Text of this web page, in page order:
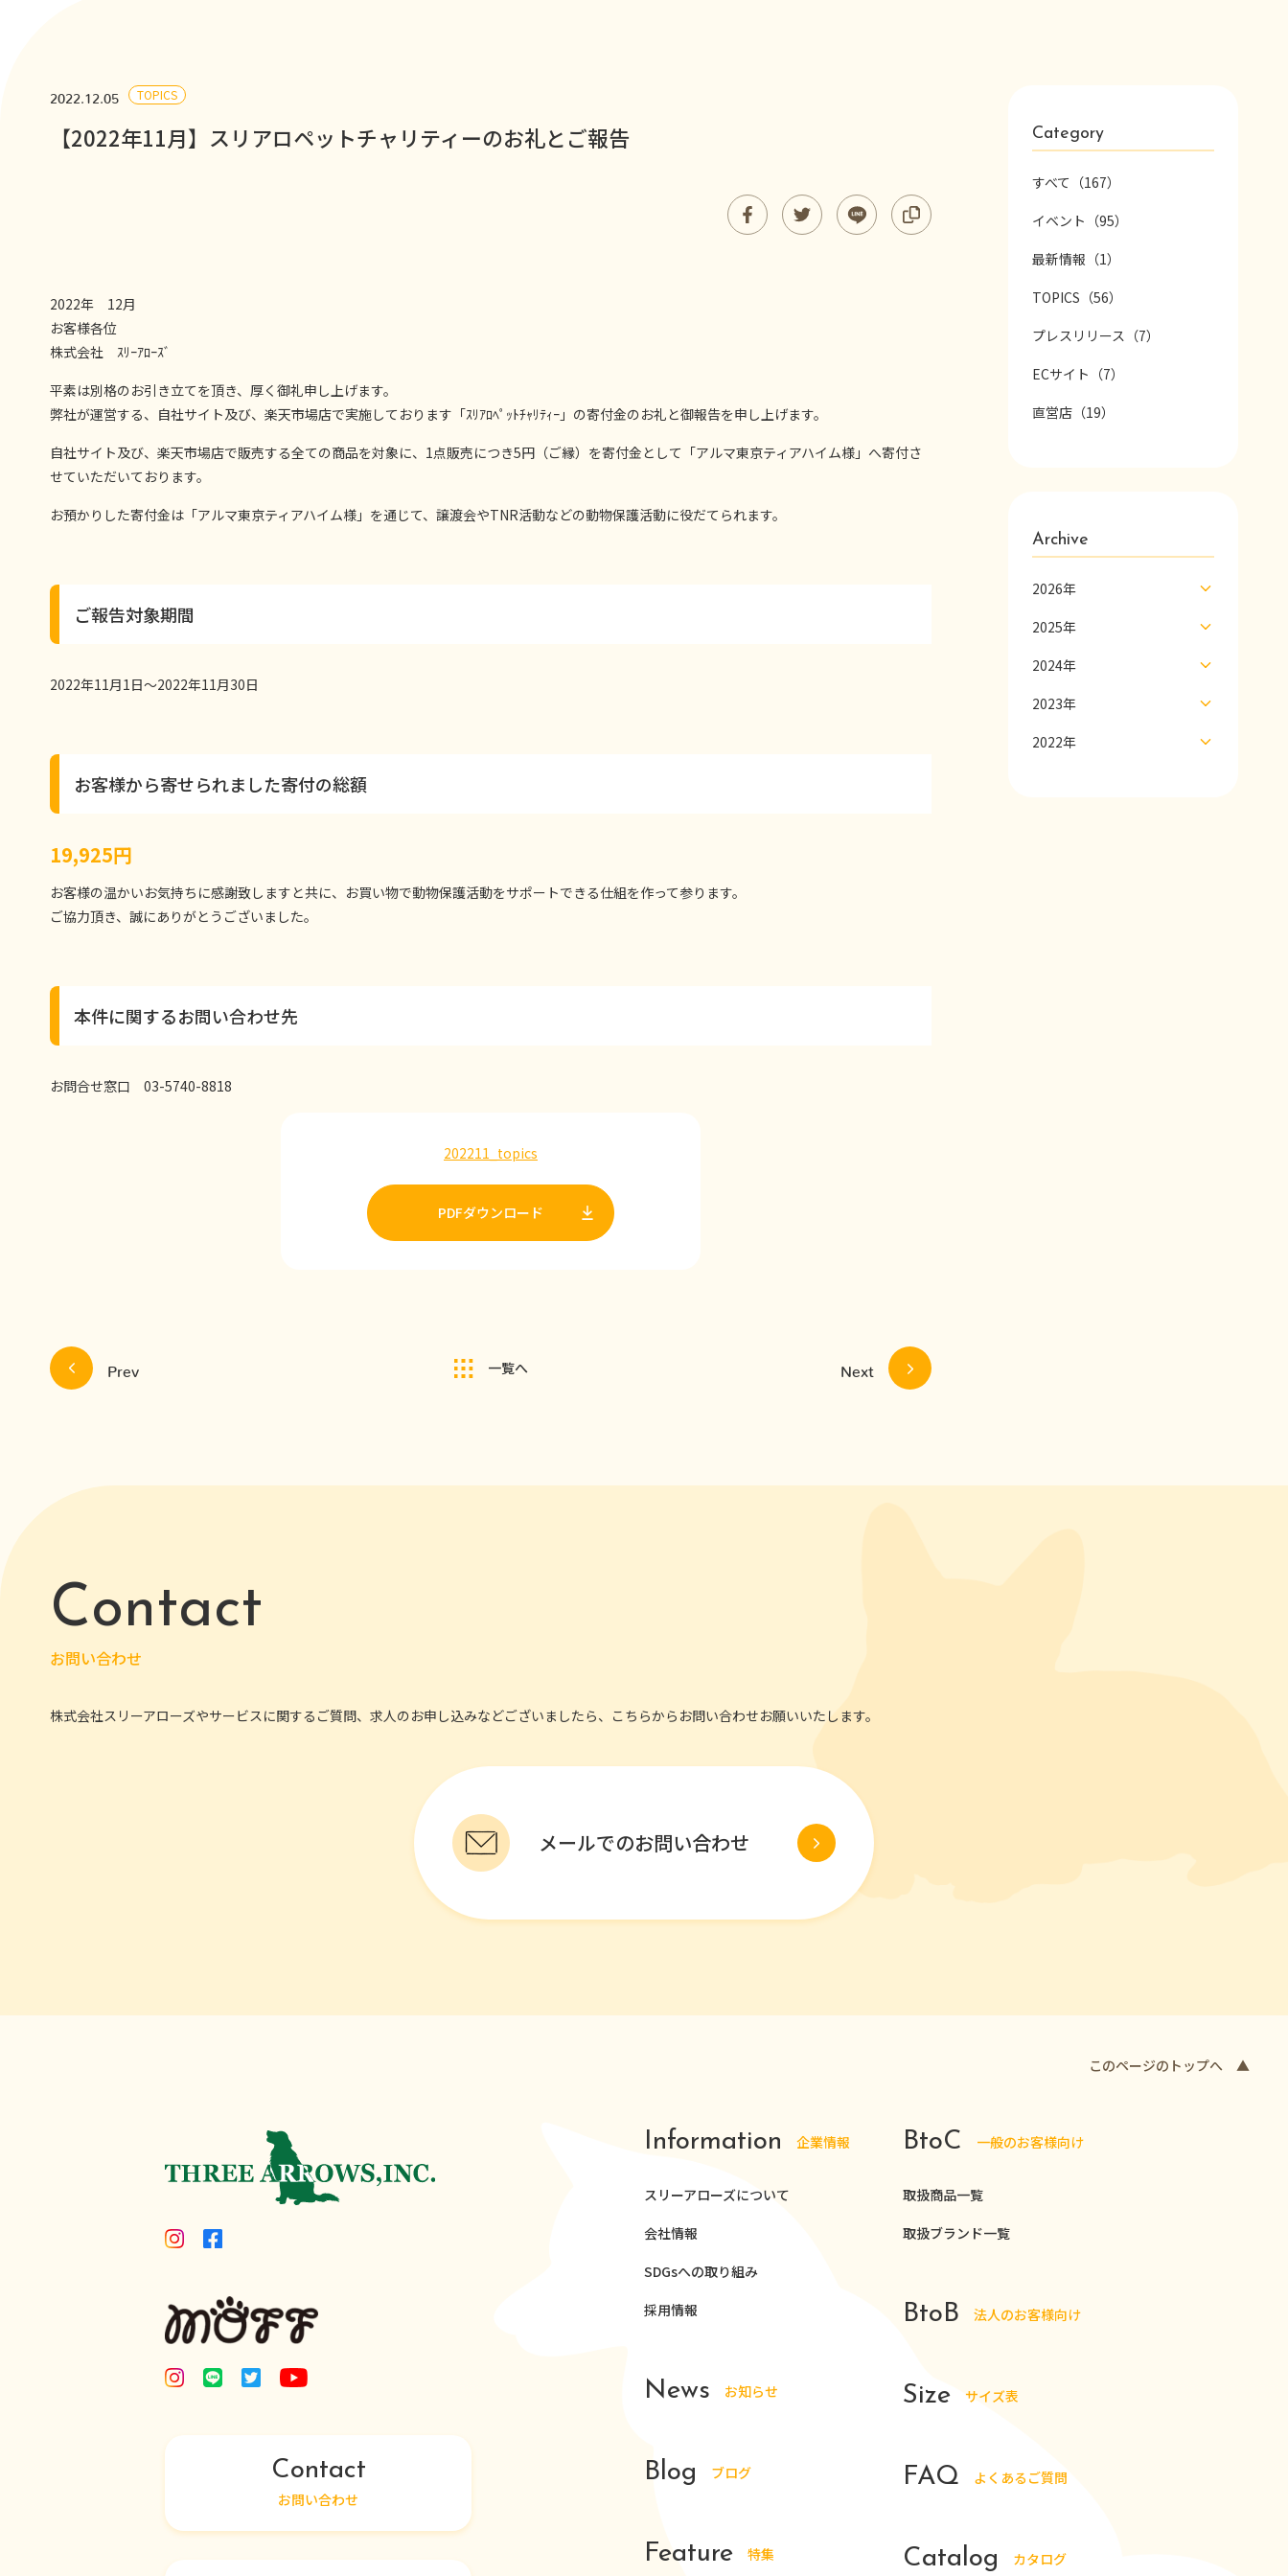
2022.12.05 TOPICS
【2022年11月】スリアロペットチャリティーのお礼とご報告
2022年 12月
お客様各位
株式会社 ｽﾘｰｱﾛｰｽﾞ
平素は別格のお引き立てを頂き、厚く御礼申し上げます。
弊社が運営する、自社サイト及び、楽天市場店で実施しております「ｽﾘｱﾛﾍﾟｯﾄﾁｬﾘﾃｨｰ」の寄付金のお礼と御報告を申し上げます。
自社サイト及び、楽天市場店で販売する全ての商品を対象に、1点販売につき5円（ご縁）を寄付金として「アルマ東京ティアハイム様」へ寄付さ
せていただいております。
お預かりした寄付金は「アルマ東京ティアハイム様」を通じて、譲渡会やTNR活動などの動物保護活動に役だてられます。
ご報告対象期間
2022年11月1日～2022年11月30日
お客様から寄せられました寄付の総額
19,925円
お客様の温かいお気持ちに感謝致しますと共に、お買い物で動物保護活動をサポートできる仕組を作って参ります。
ご協力頂き、誠にありがとうございました。
本件に関するお問い合わせ先
お問合せ窓口 03-5740-8818
202211_topics
PDFダウンロード
Prev 一覧へ Next
Category
すべて（167）
イベント（95）
最新情報（1）
TOPICS（56）
プレスリリース（7）
ECサイト（7）
直営店（19）
Archive
2026年
2025年
2024年
2023年
2022年
Contact
お問い合わせ
株式会社スリーアローズやサービスに関するご質問、求人のお申し込みなどございましたら、こちらからお問い合わせお願いいたします。
メールでのお問い合わせ
Contact
お問い合わせ
Information 企業情報
スリーアローズについて
会社情報
SDGsへの取り組み
採用情報
News お知らせ
Blog ブログ
Feature 特集
BtoC 一般のお客様向け
取扱商品一覧
取扱ブランド一覧
BtoB 法人のお客様向け
Size サイズ表
FAQ よくあるご質問
Catalog カタログ
このページのトップへ ▲